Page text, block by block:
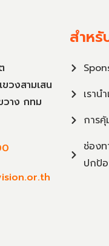
วงสามเสน
าง กทม
สำหรั
เราน
การ
ช่องท
ปกป้